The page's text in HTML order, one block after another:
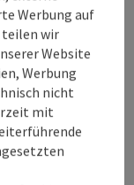
durch
Werbung auf
teilen wir
Website
Werbung
nicht
mit